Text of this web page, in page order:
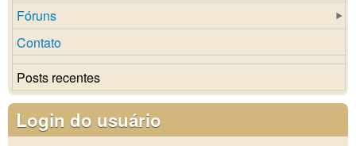
Fóruns
Contato
Posts recentes
Login do usuário